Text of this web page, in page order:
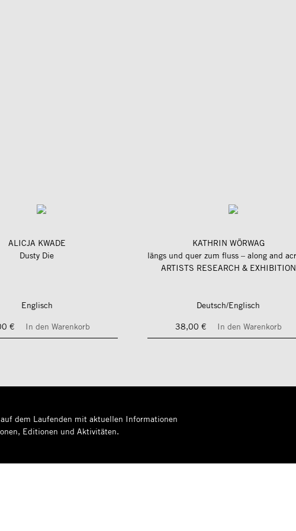
ALICJA KWADE
Dusty Die
Englisch
€
In den Warenkorb
KATHRIN WÖRWAG
ARTISTS RESEARCH & EXHIBITION
Deutsch/Englisch
38,00 €
In den Warenkorb
dem Laufenden mit aktuellen Informationen
Editionen und Aktivitäten.